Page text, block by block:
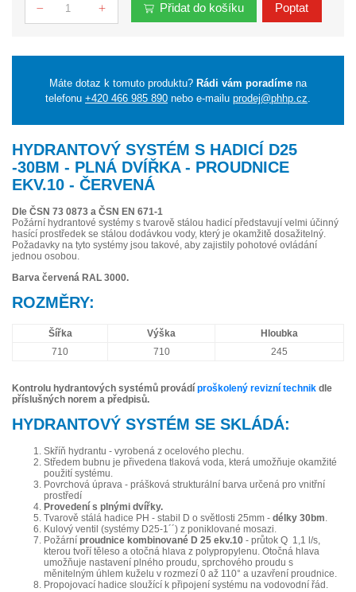
Počet Přidat do košíku Poptat
Máte dotaz k tomuto produktu? Rádi vám poradíme na
telefonu +420 466 985 890 nebo e-mailu prodej@phhp.cz
HYDRANTOVÝ SYSTÉM S HADICÍ D25
-30BM - PLNÁ DVÍŘKA - PROUDNICE
EKV.10 - ČERVENÁ
Dle ČSN 73 0873 a ČSN EN 671-1
Požární hydrantové systémy s tvarově stálou hadicí představují velmi účinný
hasící prostředek se stálou dodávkou vody, který je okamžitě dosažitelný.
Požadavky na tyto systémy jsou takové, aby zajistily pohotové ovládání
jednou osobou.
Barva červená RAL 3000.
ROZMĚRY:
Šířka Výška
Hloubka
710
710 245
Kontrolu hydrantových systémů provádí proškolený revizní technik dle
příslušných norem a předpisů.
HYDRANTOVÝ SYSTÉM SE SKLÁDÁ:
Skříň hydrantu - vyrobená z ocelového plechu.
Středem bubnu je přivedena tlaková voda, která umožňuje okamžité
použití systému.
Povrchová úprava - prášková strukturální barva určená pro vnitřní
prostředí
Provedení s plnými dvířky.
Tvarově stálá hadice PH - stabil D o světlosti 25mm - délky 30bm.
Kulový ventil (systémy D25-1´´) z poniklované mosazi.
Požární proudnice kombinované D 25 ekv.10 - průtok Q 1,1 l/s,
kterou tvoří těleso a otočná hlava z polypropylenu. Otočná hlava
umožňuje nastavení plného proudu, sprchového proudu s
měnitelným úhlem kuželu v rozmezí 0 až 110° a uzavření proudnice.
Propojovací hadice sloužící k připojení systému na vodovodní řád.